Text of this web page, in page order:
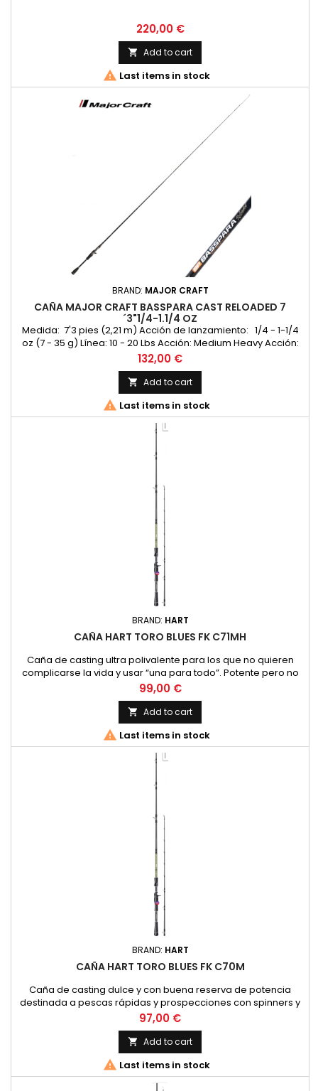
Price
220,00 €
 Add to cart
 Last items in stock
BRAND: MAJOR CRAFT
CAÑA MAJOR CRAFT BASSPARA CAST RELOADED 7
´3"1/4-1.1/4 OZ
Medida: 7'3 pies (2,21 m) Acción de lanzamiento: 1/4 - 1-1/4
oz (7 - 35 g) Línea: 10 - 20 Lbs Acción: Medium Heavy Acción:
Fast Peso: 154 g
Price
132,00 €
 Add to cart
 Last items in stock
BRAND: HART
CAÑA HART TORO BLUES FK C71MH
Caña de casting ultra polivalente para los que no quieren
complicarse la vida y usar “una para todo”. Potente pero no
muy seca, ideal para pescar con rubber jigs, Texas, spinners,
cranks… Blank tubular de carbono . Montada con anillas FUJI K
y portacarrete casting customizado en carbono C-40X.
Funda de tela. Longitud 7´1´2.16m Secciones 1 Accion MH...
Price
99,00 €
 Add to cart
 Last items in stock
BRAND: HART
CAÑA HART TORO BLUES FK C70M
Caña de casting dulce y con buena reserva de potencia
destinada a pescas rápidas y prospecciones con spinners y
minnows. Perfecta también para manejar swimbaits ligeros y
pequeños jig heads. Blank tubular de carbono. Montada con
anillas FUJI K. Portacarrete casting customizado en carbono
C-40X. Funda de tela. Longitud 7´0´2.13m Secciones 1 Accion
M...
Price
97,00 €
 Add to cart
 Last items in stock